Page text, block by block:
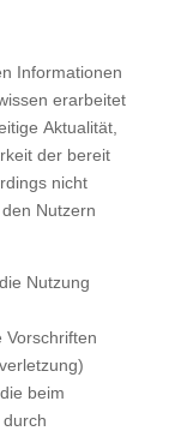
Informationen
erarbeitet
Aktualität,
der bereit
nicht
Nutzern
Nutzung
Vorschriften
beim